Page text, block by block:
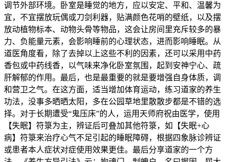
调节外部环境。卧室是睡觉的地方，应以安定、平和、温馨为
宜，不宜摆放玩偶或刀剑利器，贴满颜色花哨的壁纸，以及摆
放动植物标本、动物头骨等物品，这会让房间里充斥较多的暴
力、负能量元素，会影响睡前的心理状态，进而影响睡眠。从
道医角度看，除了去掉以上这些不利的因素，还可以采用中药
香包或中药线香，以气味来净化卧室氛围，起到安神宁心、疏
肝解郁的作用。最后，也是最重要的就是要增强自身体质，调
和营卫之气。在这方面，适当增加体育运动，练习道家的养生
功法，没事多晒晒太阳，多在公园草地里散散步都是不错的选
择。对于长期遭受“鬼压床”的人，运用天师府祝由医学，使用
【失眠】符箓为主，辨证后可叠加其他符箓，如【失眠+心
病】符箓来治疗心气不足引起的睡眠障碍，根据四象脉诊辨证
或患者本人症状对症使用效果更佳。最后分享道家的一个方